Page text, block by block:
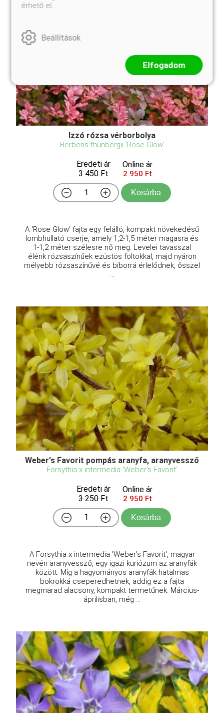
Izzó rózsa vérborbolya
Berberis thunbergii 'Rose Glow'
Eredeti ár
3 450 Ft
Online ár
2 950 Ft
Kosárba
A 'Rose Glow' fajta egy felálló, kompakt növekedésű
lombhullató cserje, amely 1,2-1,5 méter magasra és
1-1,2 méter szélesre nő meg. Levelei tavasszal
élénk rózsaszínűek ezüstös foltokkal, majd nyáron
mélyebb rózsaszínűvé és bíborrá érlelődnek, ősszel
...
Weber's Favorit pompás aranyfa, aranyvessző
Forsythia x intermedia 'Weber's Favorit'
Eredeti ár
3 250 Ft
Online ár
2 950 Ft
Kosárba
A Forsythia x intermedia 'Weber's Favorit', magyar
nevén aranyvessző, egy igazi kuriózum az aranyfák
között. Míg a hagyományos aranyfák hatalmas
bokrokká cseperedhetnek, addig ez a fajta
megmarad alacsony, kompakt termetűnek. Március-
áprilisban, még ...
érhető el.
Beállítások
Elfogadom